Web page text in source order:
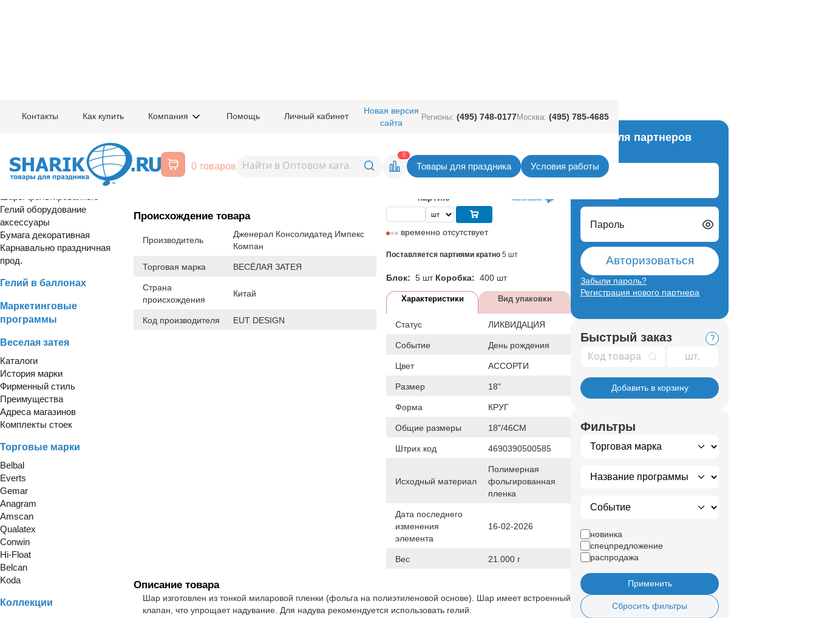
Контакты Как купить Компания Помощь Личный кабинет
Новая версия
сайта
Регионы: (495) 748-0177Москва: (495) 785-4685
0 товаров
0
Товары для праздника Условия работы
Расширенный поиск
Шары латексные
Гелий оборудование
аксессуары
Бумага декоративная
Карнавально праздничная
прод.
Гелий в баллонах
Маркетинговые
программы
Веселая затея
Каталоги
История марки
Фирменный стиль
Преимущества
Адреса магазинов
Комплекты стоек
Торговые марки
Belbal
Everts
Gemar
Anagram
Amscan
Qualatex
Conwin
Hi-Float
Belcan
Koda
Коллекции
1202-3715
Происхождение товара
Производитель
Дженерал Консолидатед Импекс
Компан
Торговая марка ВЕСЁЛАЯ ЗАТЕЯ
Страна
происхождения
Китай
Код производителя EUT DESIGN
55,80
руб. за шт
партию
временно отсутствует
Поставляется партиями кратно 5 шт
Блок: 5 шт Коробка: 400 шт
Характеристики Вид упаковки
Статус ЛИКВИДАЦИЯ
Событие День рождения
Цвет АССОРТИ
Размер 18"
Форма КРУГ
Общие размеры 18"/46СМ
Штрих код 4690390500585
Исходный материал
Полимерная
фольгированная
пленка
Дата последнего
изменения
элемента
16-02-2026
Вес 21.000 г
Описание товара
Шар изготовлен из тонкой миларовой пленки (фольга на полиэтиленовой основе). Шар имеет встроенный
клапан, что упрощает надувание. Для надува рекомендуется использовать гелий.
Вход для партнеров
Логин
Пароль
Авторизоваться
Забыли пароль?
Регистрация нового партнера
Быстрый заказ ?
Код товара
Добавить в корзину
Фильтры
новинка
спецпредложение
распродажа
Применить
Сбросить фильтры